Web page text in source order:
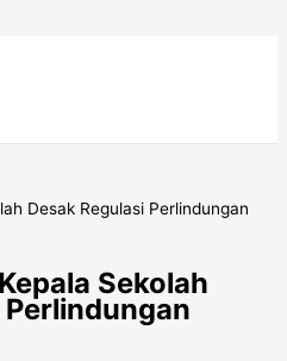
Desak Regulasi Perlindungan
Sekolah
Perlindungan